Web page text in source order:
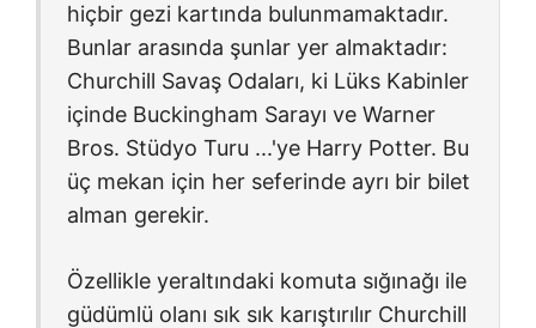
hiçbir gezi kartında bulunmamaktadır.
Bunlar arasında şunlar yer almaktadır:
Churchill Savaş Odaları, ki Lüks Kabinler
içinde Buckingham Sarayı ve Warner
Bros. Stüdyo Turu ...'ye Harry Potter. Bu
üç mekan için her seferinde ayrı bir bilet
alman gerekir.
Özellikle yeraltındaki komuta sığınağı ile
güdümlü olanı sık sık karıştırılır Churchill